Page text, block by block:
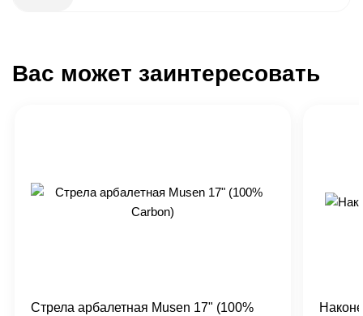
Вас может заинтересовать
Стрела арбалетная Musen 17" (100%